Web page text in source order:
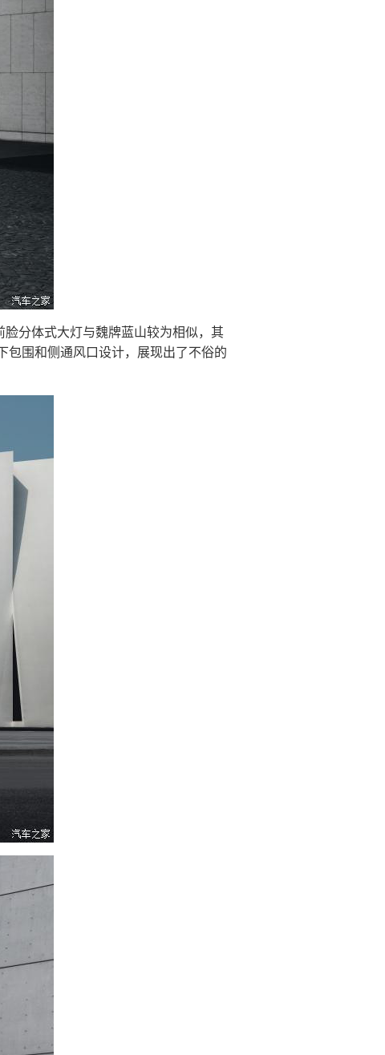
分体式大灯与魏牌蓝山较为相似，其
包围和侧通风口设计，展现出了不俗的